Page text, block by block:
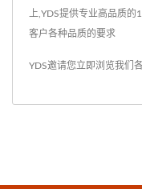
上,YDS提供专业高品质
客户各种品质的要求
YDS邀请您立即浏览我们